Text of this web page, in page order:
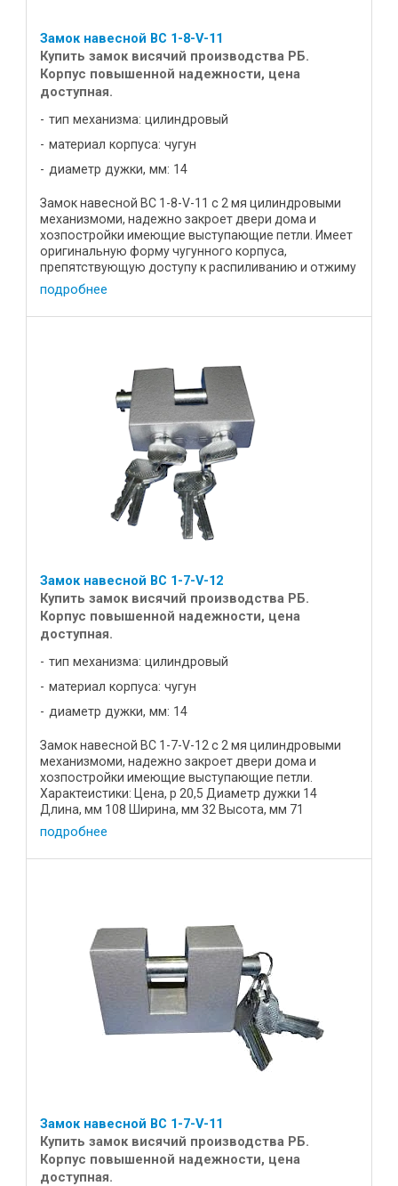
Замок навесной ВС 1-8-V-11
Купить замок висячий производства РБ.
Корпус повышенной надежности, цена
доступная.
тип механизма: цилиндровый
материал корпуса: чугун
диаметр дужки, мм: 14
Замок навесной ВС 1-8-V-11 с 2 мя цилиндровыми
механизмоми, надежно закроет двери дома и
хозпостройки имеющие выступающие петли. Имеет
оригинальную форму чугунного корпуса,
препятствующую доступу к распиливанию и отжиму
дужки. Характеистики: Цена, р ...
подробнее
Замок навесной ВС 1-7-V-12
Купить замок висячий производства РБ.
Корпус повышенной надежности, цена
доступная.
тип механизма: цилиндровый
материал корпуса: чугун
диаметр дужки, мм: 14
Замок навесной ВС 1-7-V-12 с 2 мя цилиндровыми
механизмоми, надежно закроет двери дома и
хозпостройки имеющие выступающие петли.
Характеистики: Цена, р 20,5 Диаметр дужки 14
Длина, мм 108 Ширина, мм 32 Высота, мм 71
Материал корпуса высокопрочный ...
подробнее
Замок навесной ВС 1-7-V-11
Купить замок висячий производства РБ.
Корпус повышенной надежности, цена
доступная.